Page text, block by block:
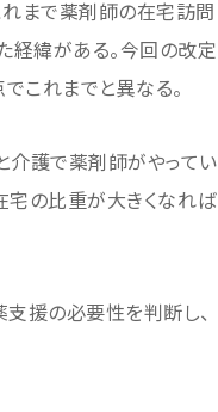
れまで薬剤師の在宅訪問
経緯がある。今回の改定
これまでと異なる。
介護で薬剤師がやってい
宅の比重が大きくなれば
支援の必要性を判断し、